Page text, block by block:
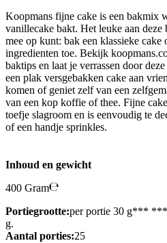
Koopmans fijne cake is een bakmix
vanillecake bakt. Het leuke aan
mee op kunt: bak een klassieke
ingredienten toe. Bekijk
baktips en laat je verrassen door
een plak versgebakken cake aan
komen of geniet zelf van een
van een kop koffie of thee. Fijne
toefje slagroom en is eenvoudig te
of een handje sprinkles.
Inhoud en gewicht
400 Gram
Portiegrootte:per portie 30 g***
g.
Aantal porties:25